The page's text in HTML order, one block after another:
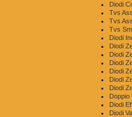
Diodi
Tvs
Tvs
Tvs
Diodi
Diodi
Diodi
Diodi
Diodi
Diodi
Diodi
Doppio
Diodi
Diodi